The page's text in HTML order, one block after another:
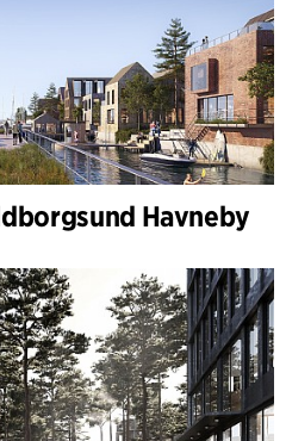
kultur og boliger giver
studerende, kulturforbrugere
til Gränby - Östra Sala
alle timer af døgnet. Med
er bygningernes højde og
og således tilpasset
og give en følelse af
fra kontorfællesskaber til
cykelværksted.
– Östra Sala Backe en
med Vaksalas landskab –
Havneby